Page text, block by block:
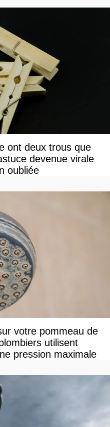
ont deux trous que
devenue virale
oubliée
votre pommeau de
utilisent
pression maximale